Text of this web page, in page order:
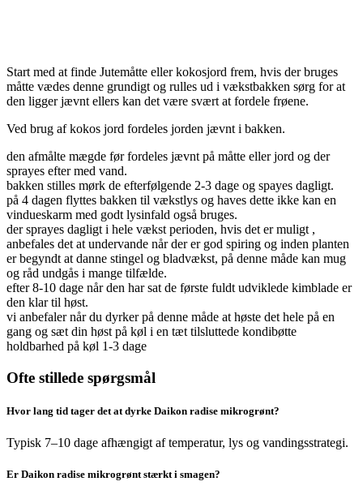
Start med at finde Jutemåtte eller kokosjord frem, hvis der bruges
måtte vædes denne grundigt og rulles ud i vækstbakken sørg for at
den ligger jævnt ellers kan det være svært at fordele frøene.
Ved brug af kokos jord fordeles jorden jævnt i bakken.
den afmålte mægde før fordeles jævnt på måtte eller jord og der
sprayes efter med vand.
bakken stilles mørk de efterfølgende 2-3 dage og spayes dagligt.
på 4 dagen flyttes bakken til vækstlys og haves dette ikke kan en
vindueskarm med godt lysinfald også bruges.
der sprayes dagligt i hele vækst perioden, hvis det er muligt ,
anbefales det at undervande når der er god spiring og inden planten
er begyndt at danne stingel og bladvækst, på denne måde kan mug
og råd undgås i mange tilfælde.
efter 8-10 dage når den har sat de første fuldt udviklede kimblade er
den klar til høst.
vi anbefaler når du dyrker på denne måde at høste det hele på en
gang og sæt din høst på køl i en tæt tilsluttede kondibøtte
holdbarhed på køl 1-3 dage
Ofte stillede spørgsmål
Hvor lang tid tager det at dyrke Daikon radise mikrogrønt?
Typisk 7–10 dage afhængigt af temperatur, lys og vandingsstrategi.
Er Daikon radise mikrogrønt stærkt i smagen?